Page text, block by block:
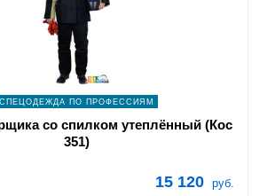
ПОДРОБНЕЕ
СПЕЦОДЕЖДА ПО ПРОФЕССИЯМ
со спилком утеплённый (Кос
351)
15 120 руб.